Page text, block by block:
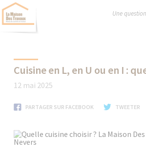
Une
Cuisine en L, en U ou en I :
12 mai 2025
PARTAGER SUR FACEBOOK TWEETER